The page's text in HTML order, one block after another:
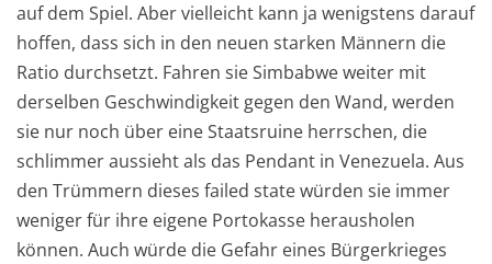
auf dem Spiel. Aber vielleicht kann ja wenigstens darauf
hoffen, dass sich in den neuen starken Männern die
Ratio durchsetzt. Fahren sie Simbabwe weiter mit
derselben Geschwindigkeit gegen den Wand, werden
sie nur noch über eine Staatsruine herrschen, die
schlimmer aussieht als das Pendant in Venezuela. Aus
den Trümmern dieses failed state würden sie immer
weniger für ihre eigene Portokasse herausholen
können. Auch würde die Gefahr eines Bürgerkrieges